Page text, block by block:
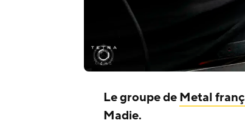
Le groupe deMetal
Madie.